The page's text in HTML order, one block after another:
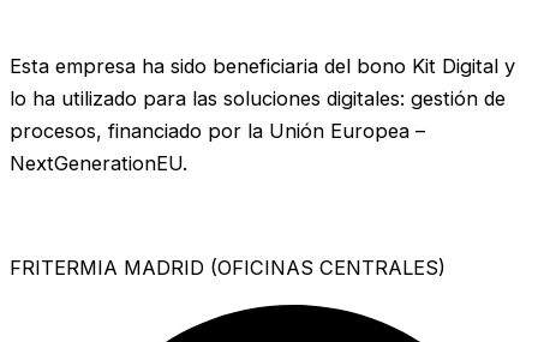
Esta empresa ha sido beneficiaria del bono Kit Digital y
lo ha utilizado para las soluciones digitales: gestión de
procesos, financiado por la Unión Europea –
NextGenerationEU.
FRITERMIA MADRID (OFICINAS CENTRALES)